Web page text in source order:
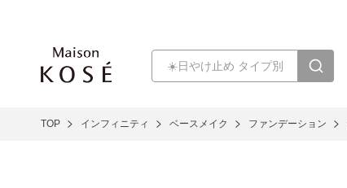
TOP インフィニティ ベースメイク ファンデーション